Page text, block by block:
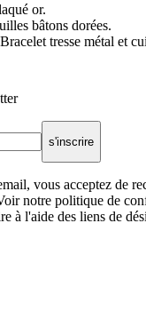
or.
bâtons dorées.
tresse métal et
s'inscrire
vous acceptez de
notre politique de
à l'aide des liens de